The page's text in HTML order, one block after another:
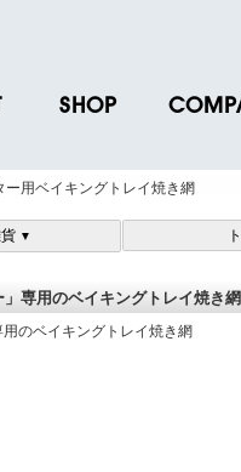
証
SHOP
オンラインショップ一覧
BRUNO POINT SERVICE
IR情報
リクルート
用ベイキングトレイ焼き網
▼
専用のベイキングトレイ焼き